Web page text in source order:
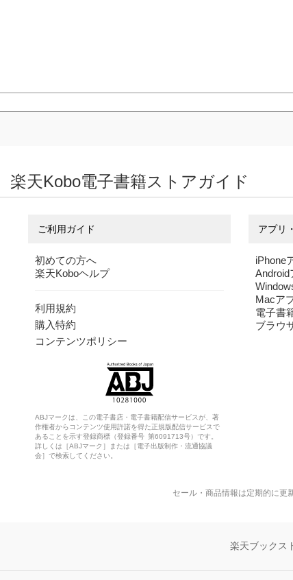
楽天Kobo電子書籍ストアガイド
ご利用ガイド
初めての方へ
楽天Koboヘルプ
利用規約
購入特約
コンテンツポリシー
ABJマークは、この電子書店・電子書籍配信サービスが、著
作権者からコンテンツ使用許諾を得た正規版配信サービスで
あることを示す登録商標（登録番号 第6091713号）です。
詳しくは［ABJマーク］または［電子出版制作・流通協議
会］で検索してください。
アプリ
iPhone
Android
Macア
電子書
ブラウ
セール・商品情報は定期的に更
楽天ブックス